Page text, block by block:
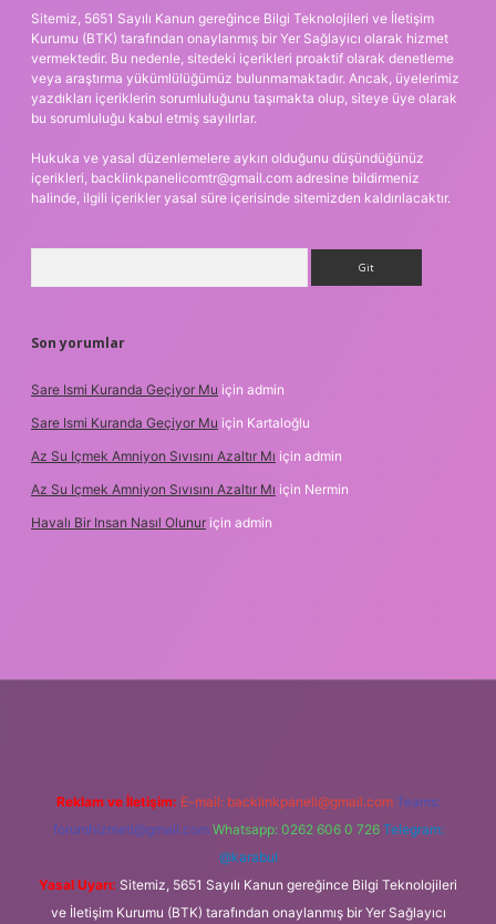
Sitemiz, 5651 Sayılı Kanun gereğince Bilgi Teknolojileri ve İletişim
Kurumu (BTK) tarafından onaylanmış bir Yer Sağlayıcı olarak hizmet
vermektedir. Bu nedenle, sitedeki içerikleri proaktif olarak denetleme
veya araştırma yükümlülüğümüz bulunmamaktadır. Ancak, üyelerimiz
yazdıkları içeriklerin sorumluluğunu taşımakta olup, siteye üye olarak
bu sorumluluğu kabul etmiş sayılırlar.
Hukuka ve yasal düzenlemelere aykırı olduğunu düşündüğünüz
içerikleri, backlinkpanelicomtr@gmail.com adresine bildirmeniz
halinde, ilgili içerikler yasal süre içerisinde sitemizden kaldırılacaktır.
Son yorumlar
Sare Ismi Kuranda Geçiyor Mu için admin
Sare Ismi Kuranda Geçiyor Mu için Kartaloğlu
Az Su Içmek Amniyon Sıvısını Azaltır Mı için admin
Az Su Içmek Amniyon Sıvısını Azaltır Mı için Nermin
Havalı Bir Insan Nasıl Olunur için admin
Reklam ve İletişim: E-mail: backlinkpaneli@gmail.com Teams:
forumhizmeti@gmail.com Whatsapp: 0262 606 0 726 Telegram:
@karabul
Yasal Uyarı: Sitemiz, 5651 Sayılı Kanun gereğince Bilgi Teknolojileri
ve İletişim Kurumu (BTK) tarafından onaylanmış bir Yer Sağlayıcı